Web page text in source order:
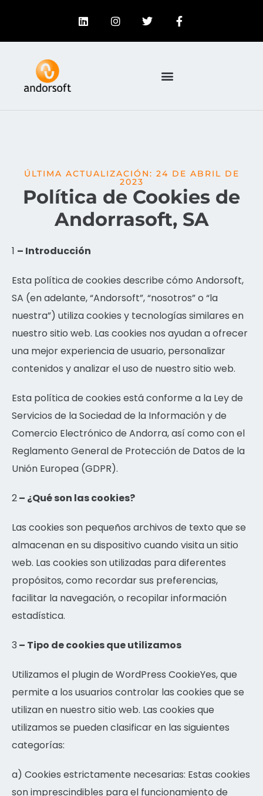
ÚLTIMA ACTUALIZACIÓN: 24 DE ABRIL DE
2023
Política de Cookies de
Andorrasoft, SA
1 – Introducción
Esta política de cookies describe cómo Andorsoft,
SA (en adelante, “Andorsoft”, “nosotros” o “la
nuestra”) utiliza cookies y tecnologías similares en
nuestro sitio web. Las cookies nos ayudan a ofrecer
una mejor experiencia de usuario, personalizar
contenidos y analizar el uso de nuestro sitio web.
Esta política de cookies está conforme a la Ley de
Servicios de la Sociedad de la Información y de
Comercio Electrónico de Andorra, así como con el
Reglamento General de Protección de Datos de la
Unión Europea (GDPR).
2– ¿Qué son las cookies?
Las cookies son pequeños archivos de texto que se
almacenan en su dispositivo cuando visita un sitio
web. Las cookies son utilizadas para diferentes
propósitos, como recordar sus preferencias,
facilitar la navegación, o recopilar información
estadística.
3 – Tipo de cookies que utilizamos
Utilizamos el plugin de WordPress CookieYes, que
permite a los usuarios controlar las cookies que se
utilizan en nuestro sitio web. Las cookies que
utilizamos se pueden clasificar en las siguientes
categorías:
a) Cookies estrictamente necesarias: Estas cookies
son imprescindibles para el funcionamiento de